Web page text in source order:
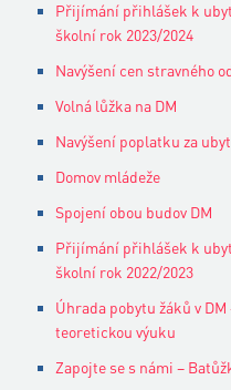
Přijímání přihlášek k
školní rok 2023/2024
Navýšení cen stravného
Volná lůžka na DM
Navýšení poplatku za
Domov mládeže
Spojení obou budov DM
Přijímání přihlášek k
školní rok 2022/2023
Úhrada pobytu žáků v
teoretickou výuku
Zapojte se s námi –